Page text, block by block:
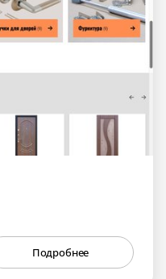
Подробнее